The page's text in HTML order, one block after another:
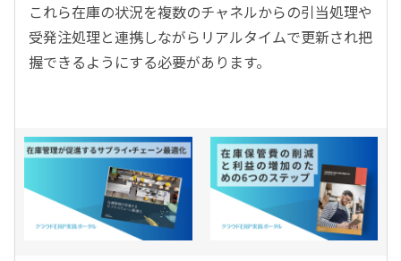
これら在庫の状況を複数のチャネルからの引当処理や
受発注処理と連携しながらリアルタイムで更新され把
握できるようにする必要があります。